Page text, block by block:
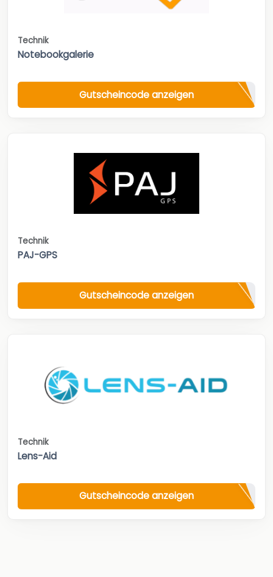
Technik
Notebookgalerie
Gutscheincode anzeigen
Technik
PAJ-GPS
Gutscheincode anzeigen
Technik
Lens-Aid
Gutscheincode anzeigen